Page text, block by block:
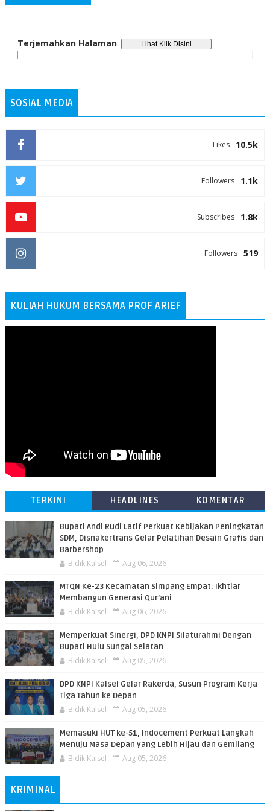
Terjemahkan Halaman:
SOSIAL MEDIA
10.5k
Likes
1.1k
Followers
1.8k
Subscribes
519
Followers
KULIAH HUKUM BERSAMA PROF ARIEF
TERKINI HEADLINES KOMENTAR
Bupati Andi Rudi Latif Perkuat Kebijakan Peningkatan
SDM, Disnakertrans Gelar Pelatihan Desain Grafis dan
Barbershop
Bidik Kalsel Aug 06, 2026
MTQN Ke-23 Kecamatan Simpang Empat: Ikhtiar
Membangun Generasi Qur’ani
Bidik Kalsel Aug 06, 2026
Memperkuat Sinergi, DPD KNPI Silaturahmi Dengan
Bupati Hulu Sungai Selatan
Bidik Kalsel Aug 05, 2026
DPD KNPI Kalsel Gelar Rakerda, Susun Program Kerja
Tiga Tahun ke Depan
Bidik Kalsel Aug 05, 2026
Memasuki HUT ke-51, Indocement Perkuat Langkah
Menuju Masa Depan yang Lebih Hijau dan Gemilang
Bidik Kalsel Aug 05, 2026
KRIMINAL